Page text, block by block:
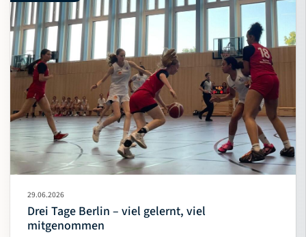
29.06.2026
Drei Tage Berlin – viel gelernt, viel
mitgenommen